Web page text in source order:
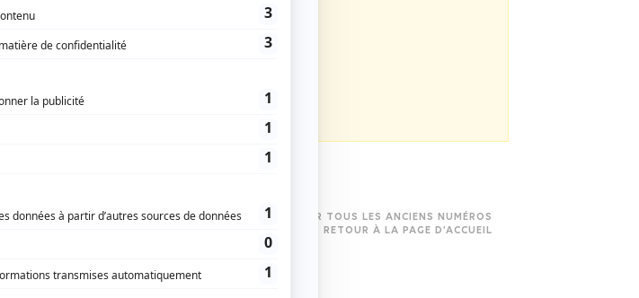
services exclusifs de Régions Magazine
VOIR TOUS LES ANCIENS NUMÉROS
RETOUR À LA PAGE D’ACCUEIL